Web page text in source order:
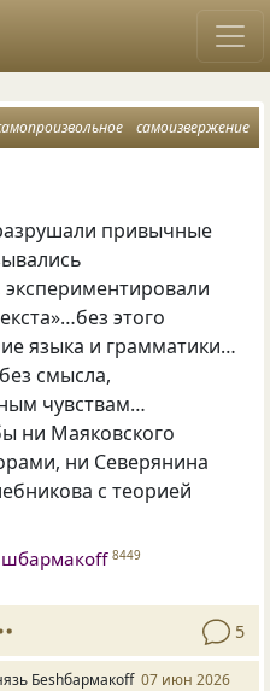
самоизвержение
привычные
этого
языка и грамматики…
смысла,
чувствам…
ни Маяковского
ни Северянина
с теорией
8449
5
Беshбармакоff 07 июн 2026